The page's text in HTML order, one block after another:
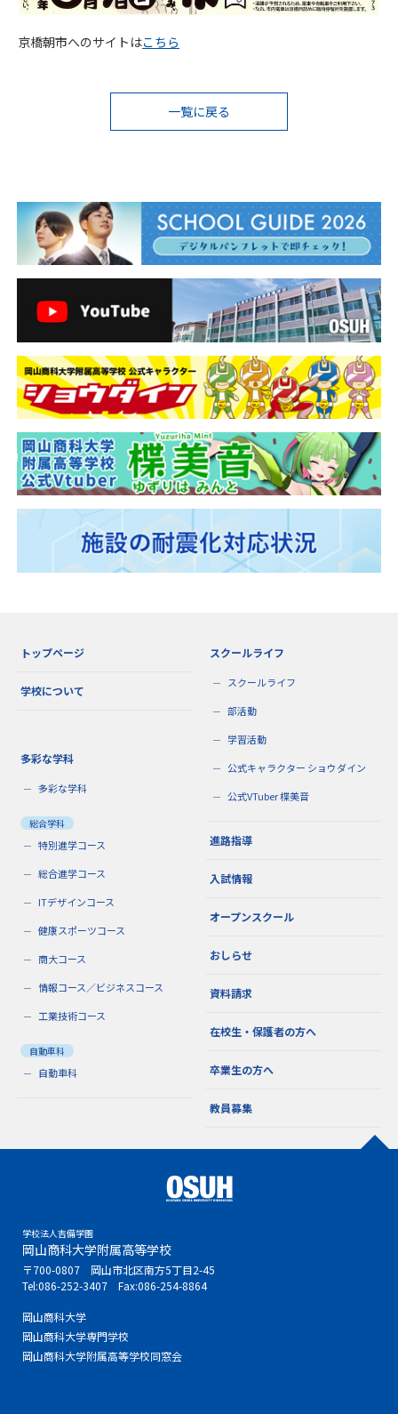
京橋朝市へのサイトはこちら
ゲ
ー
シ
一覧に戻る
トップページ
学校について
多彩な学科
多彩な学科
総合学科
特別進学コース
総合進学コース
ITデザインコース
健康スポーツコース
商大コース
情報コース／ビジネスコース
工業技術コース
自動車科
自動車科
スクールライフ
スクールライフ
部活動
学習活動
公式キャラクター ショウダイン
公式VTuber 楪美音
進路指導
入試情報
オープンスクール
おしらせ
資料請求
在校生・保護者の方へ
卒業生の方へ
教員募集
学校法人吉備学園
岡山商科大学附属高等学校
〒700-0807 岡山市北区南方5丁目2-45
Tel:086-252-3407 Fax:086-254-8864
岡山商科大学
岡山商科大学専門学校
岡山商科大学附属高等学校同窓会